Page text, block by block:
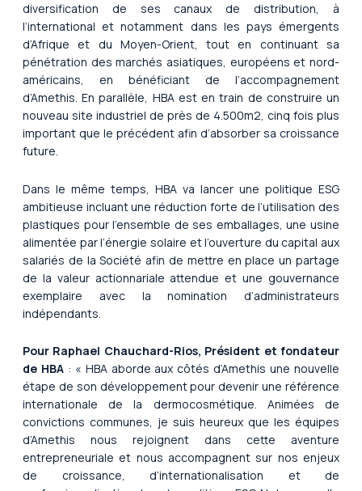
diversification de ses canaux de distribution, à
l’international et notamment dans les pays émergents
d’Afrique et du Moyen-Orient, tout en continuant sa
pénétration des marchés asiatiques, européens et nord-
américains, en bénéficiant de l’accompagnement
d’Amethis. En parallèle, HBA est en train de construire un
nouveau site industriel de près de 4.500m2, cinq fois plus
important que le précédent afin d’absorber sa croissance
future.
Dans le même temps, HBA va lancer une politique ESG
ambitieuse incluant une réduction forte de l’utilisation des
plastiques pour l’ensemble de ses emballages, une usine
alimentée par l’énergie solaire et l’ouverture du capital aux
salariés de la Société afin de mettre en place un partage
de la valeur actionnariale attendue et une gouvernance
exemplaire avec la nomination d’administrateurs
indépendants.
Pour Raphael Chauchard-Rios, Président et fondateur
de HBA: « HBA aborde aux côtés d’Amethis une nouvelle
étape de son développement pour devenir une référence
internationale de la dermocosmétique. Animées de
convictions communes, je suis heureux que les équipes
d’Amethis nous rejoignent dans cette aventure
entrepreneuriale et nous accompagnent sur nos enjeux
de croissance, d’internationalisation et de